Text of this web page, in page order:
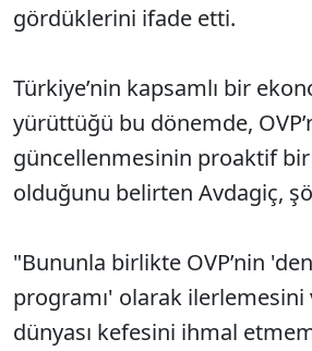
gördüklerini ifade etti.
Türkiye’nin kapsamlı bir
yürüttüğü bu dönemde,
güncellenmesinin proaktif bir
olduğunu belirten Avdagiç,
"Bununla birlikte OVP’nin
programı' olarak ilerlemesini
dünyası kefesini ihmal